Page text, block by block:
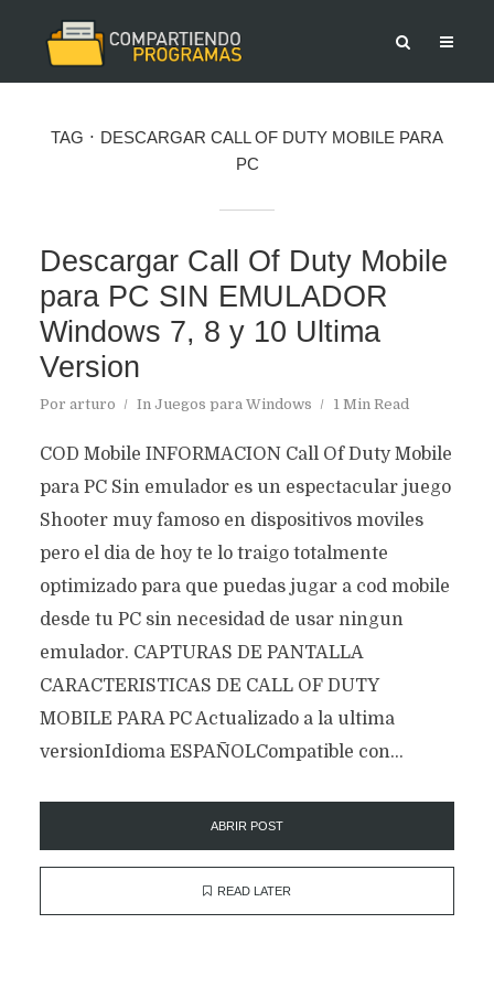
TAG
DESCARGAR CALL OF DUTY MOBILE PARA
PC
Descargar Call Of Duty Mobile
para PC SIN EMULADOR
Windows 7, 8 y 10 Ultima
Version
Por arturo In Juegos para Windows 1 Min Read
COD Mobile INFORMACION Call Of Duty Mobile
para PC Sin emulador es un espectacular juego
Shooter muy famoso en dispositivos moviles
pero el dia de hoy te lo traigo totalmente
optimizado para que puedas jugar a cod mobile
desde tu PC sin necesidad de usar ningun
emulador. CAPTURAS DE PANTALLA
CARACTERISTICAS DE CALL OF DUTY
MOBILE PARA PC Actualizado a la ultima
versionIdioma ESPAÑOLCompatible con...
ABRIR POST
READ LATER